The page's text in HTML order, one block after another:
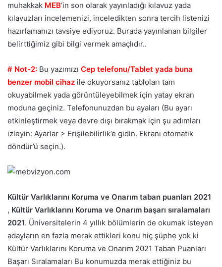
muhakkak MEB‘in son olarak yayınladığı kılavuz yada
kılavuzları incelemenizi, inceledikten sonra tercih listenizi
hazırlamanızı tavsiye ediyoruz. Burada yayınlanan bilgiler
belirttiğimiz gibi bilgi vermek amaçlıdır..
# Not-2: Bu yazımızı Cep telefonu/Tablet yada buna
benzer mobil cihaz ile okuyorsanız tabloları tam
okuyabilmek yada görüntüleyebilmek için yatay ekran
moduna geçiniz. Telefonunuzdan bu ayaları (Bu ayarı
etkinleştirmek veya devre dışı bırakmak için şu adımları
izleyin: Ayarlar > Erişilebilirlik’e gidin. Ekranı otomatik
döndür’ü seçin.).
Kültür Varlıklarını Koruma ve Onarım taban puanları 2021
, Kültür Varlıklarını Koruma ve Onarım başarı sıralamaları
2021. Üniversitelerin 4 yıllık bölümlerin de okumak isteyen
adayların en fazla merak ettikleri konu hiç şüphe yok ki
Kültür Varlıklarını Koruma ve Onarım 2021 Taban Puanları
Başarı Sıralamaları Bu konumuzda merak ettiğiniz bu